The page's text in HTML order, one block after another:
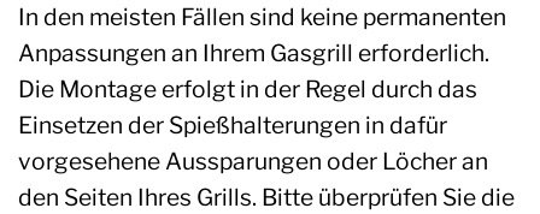
In den meisten Fällen sind keine permanenten
Anpassungen an Ihrem Gasgrill erforderlich.
Die Montage erfolgt in der Regel durch das
Einsetzen der Spießhalterungen in dafür
vorgesehene Aussparungen oder Löcher an
den Seiten Ihres Grills. Bitte überprüfen Sie die